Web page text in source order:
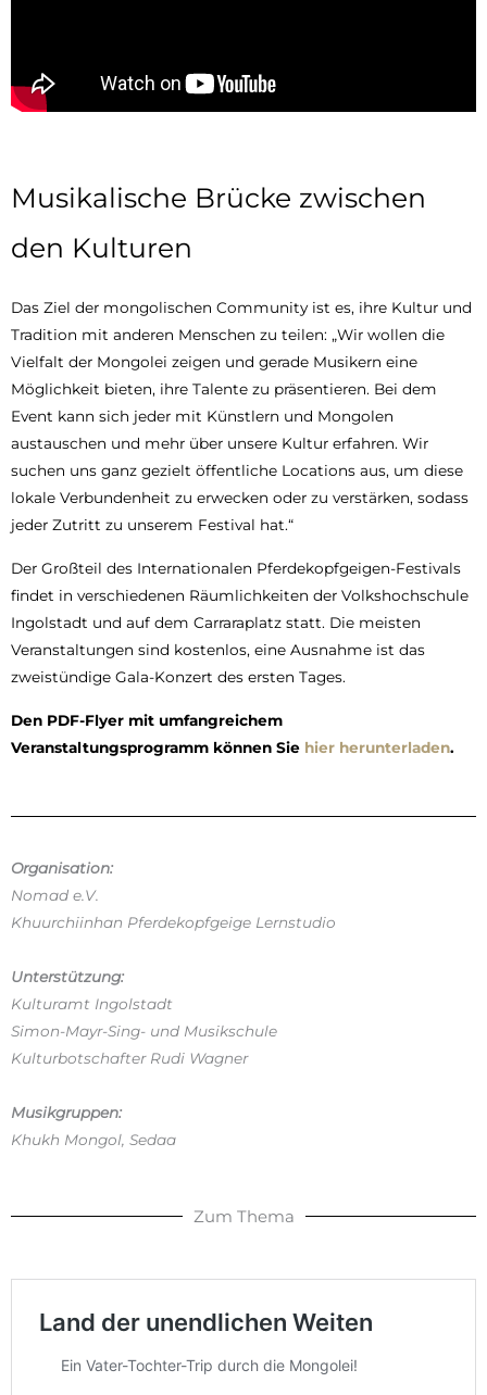
Musikalische Brücke zwischen
den Kulturen
Das Ziel der mongolischen Community ist es, ihre Kultur und
Tradition mit anderen Menschen zu teilen: „Wir wollen die
Vielfalt der Mongolei zeigen und gerade Musikern eine
Möglichkeit bieten, ihre Talente zu präsentieren. Bei dem
Event kann sich jeder mit Künstlern und Mongolen
austauschen und mehr über unsere Kultur erfahren. Wir
suchen uns ganz gezielt öffentliche Locations aus, um diese
lokale Verbundenheit zu erwecken oder zu verstärken, sodass
jeder Zutritt zu unserem Festival hat.“
Der Großteil des Internationalen Pferdekopfgeigen-Festivals
findet in verschiedenen Räumlichkeiten der Volkshochschule
Ingolstadt und auf dem Carraraplatz statt. Die meisten
Veranstaltungen sind kostenlos, eine Ausnahme ist das
zweistündige Gala-Konzert des ersten Tages.
Den PDF-Flyer mit umfangreichem
Veranstaltungsprogramm können Sie hier herunterladen.
Organisation:
Nomad e.V.
Khuurchiinhan Pferdekopfgeige Lernstudio
Unterstützung:
Kulturamt Ingolstadt
Simon-Mayr-Sing- und Musikschule
Kulturbotschafter Rudi Wagner
Musikgruppen:
Khukh Mongol, Sedaa
Zum Thema